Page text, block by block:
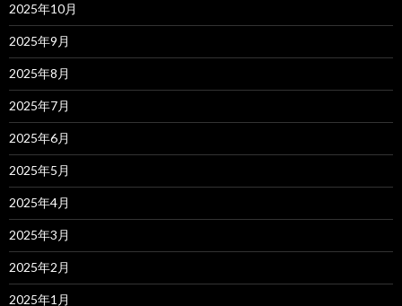
2025年10月
2025年9月
2025年8月
2025年7月
2025年6月
2025年5月
2025年4月
2025年3月
2025年2月
2025年1月